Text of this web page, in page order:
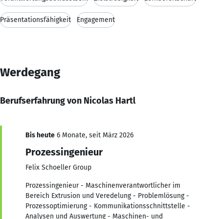
Präsentationsfähigkeit Engagement
Werdegang
Berufserfahrung von Nicolas Hartl
Bis heute 6 Monate, seit März 2026
Prozessingenieur
Felix Schoeller Group
Prozessingenieur - Maschinenverantwortlicher im
Bereich Extrusion und Veredelung - Problemlösung -
Prozessoptimierung - Kommunikationsschnittstelle -
Analysen und Auswertung - Maschinen- und